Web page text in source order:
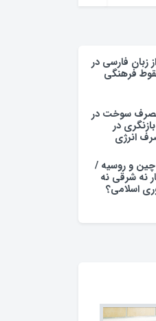
زبان فارسی در
فرهنگی
سوخت در
در
انرژی
و روسیه /
نه شرقی نه
اسلامی؟